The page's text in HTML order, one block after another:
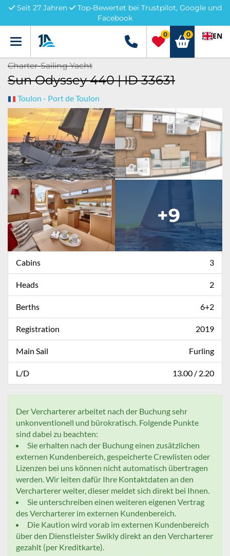
Seit 27 Jahren
Top-Bewertet bei Trustpilot, Google und
Facebook
Menü +49 5741 3222690
0 0 EN
Charter-Sailing Yacht
Sun Odyssey 440 | ID 33631
Toulon - Port de Toulon
+9
Cabins 3
Heads 2
Berths 6+2
Registration 2019
Main Sail Furling
L/D 13.00 / 2.20
Der Vercharterer arbeitet nach der Buchung sehr
unkonventionell und bürokratisch. Folgende Punkte
sind dabei zu beachten:
Sie erhalten nach der Buchung einen zusätzlichen
externen Kundenbereich, gespeicherte Crewlisten oder
Lizenzen bei uns können nicht automatisch übertragen
werden. Wir leiten dafür Ihre Kontaktdaten an den
Vercharterer weiter, dieser meldet sich direkt bei Ihnen.
Sie unterschreiben einen weiteren eigenen Vertrag
des Vercharterer im externen Kundenbereich.
Die Kaution wird vorab im externen Kundenbereich
über den Dienstleister Swikly direkt an den Vercharterer
gezahlt (per Kreditkarte).